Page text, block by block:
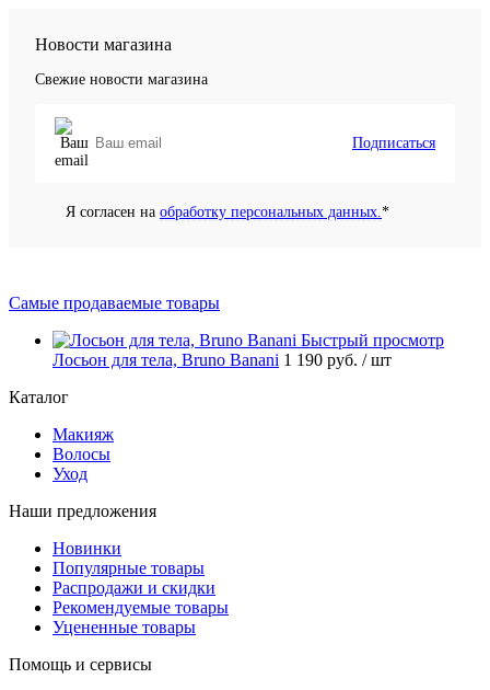
Новости магазина
Свежие новости магазина
Подписаться
Я согласен на обработку персональных данных. *
Самые продаваемые товары
Быстрый просмотр
Лосьон для тела, Bruno Banani 1 190 руб. / шт
Каталог
Макияж
Волосы
Уход
Наши предложения
Новинки
Популярные товары
Распродажи и скидки
Рекомендуемые товары
Уцененные товары
Помощь и сервисы